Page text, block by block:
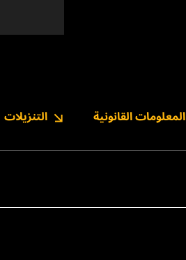
التنزيلات المعلومات القانونية